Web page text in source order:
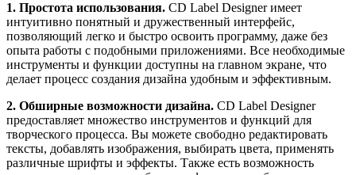
1. Простота использования. CD Label Designer имеет
интуитивно понятный и дружественный интерфейс,
позволяющий легко и быстро освоить программу, даже без
опыта работы с подобными приложениями. Все необходимые
инструменты и функции доступны на главном экране, что
делает процесс создания дизайна удобным и эффективным.
2. Обширные возможности дизайна. CD Label Designer
предоставляет множество инструментов и функций для
творческого процесса. Вы можете свободно редактировать
тексты, добавлять изображения, выбирать цвета, применять
различные шрифты и эффекты. Также есть возможность